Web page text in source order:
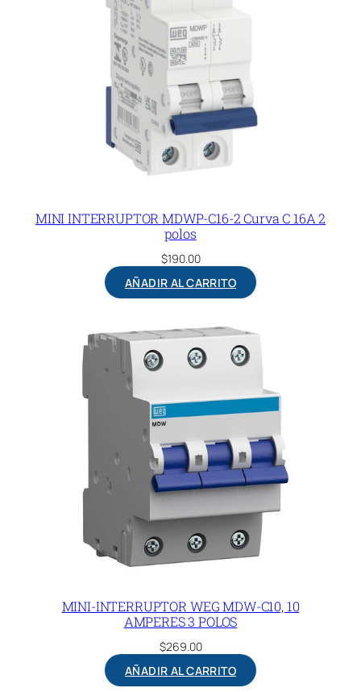
MINI INTERRUPTOR MDWP-C16-2 Curva C 16A 2
polos
$190.00
AÑADIR AL CARRITO
MINI-INTERRUPTOR WEG MDW-C10, 10
AMPERES 3 POLOS
$269.00
AÑADIR AL CARRITO